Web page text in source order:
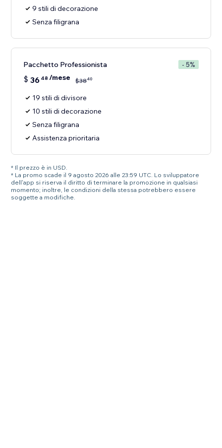
9 stili di decorazione
Senza filigrana
Pacchetto Professionista - 5%
$ 36 48 /mese $3840
19 stili di divisore
10 stili di decorazione
Senza filigrana
Assistenza prioritaria
* Il prezzo è in USD.
* La promo scade il 9 agosto 2026 alle 23:59 UTC. Lo sviluppatore
dell'app si riserva il diritto di terminare la promozione in qualsiasi
momento; inoltre, le condizioni della stessa potrebbero essere
soggette a modifiche.